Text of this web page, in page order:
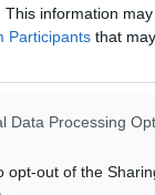
This information
Participants that
Data Processing
opt-out of the